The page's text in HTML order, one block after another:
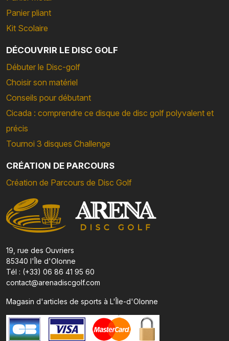
Panier pliant
Kit Scolaire
DÉCOUVRIR LE DISC GOLF
Débuter le Disc-golf
Choisir son matériel
Conseils pour débutant
Cicada : comprendre ce disque de disc golf polyvalent et
précis
Tournoi 3 disques Challenge
CRÉATION DE PARCOURS
Création de Parcours de Disc Golf
19, rue des Ouvriers
85340 l'Île d'Olonne
Tél : (+33) 06 86 41 95 60
contact@arenadiscgolf.com
Magasin d'articles de sports à L'Île-d'Olonne